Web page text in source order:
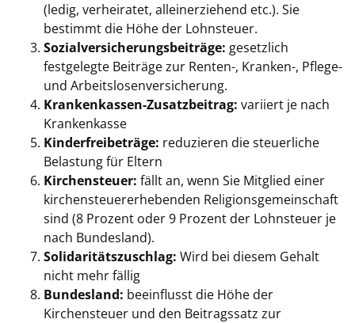
(ledig, verheiratet, alleinerziehend etc.). Sie
bestimmt die Höhe der Lohnsteuer.
Sozialversicherungsbeiträge: gesetzlich
festgelegte Beiträge zur Renten-, Kranken-, Pflege-
und Arbeitslosenversicherung.
Krankenkassen-Zusatzbeitrag: variiert je nach
Krankenkasse
Kinderfreibeträge: reduzieren die steuerliche
Belastung für Eltern
Kirchensteuer: fällt an, wenn Sie Mitglied einer
kirchensteuererhebenden Religionsgemeinschaft
sind (8 Prozent oder 9 Prozent der Lohnsteuer je
nach Bundesland).
Solidaritätszuschlag: Wird bei diesem Gehalt
nicht mehr fällig
Bundesland: beeinflusst die Höhe der
Kirchensteuer und den Beitragssatz zur